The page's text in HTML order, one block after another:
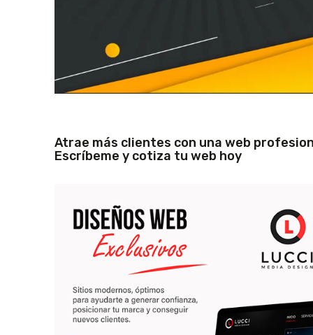
Atrae más clientes con una web
Escríbeme y cotiza tu web hoy